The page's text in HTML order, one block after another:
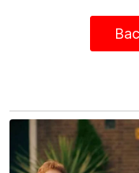
Remaja
Berkenaan
Muat turun